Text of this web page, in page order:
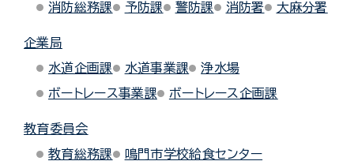
消防総務課
予防課 警防課 消防署 大麻分署
企業局
水道企画課
水道事業課
浄水場
ボートレース事業課
ボートレース企画課
教育委員会
教育総務課
鳴門市学校給食センター